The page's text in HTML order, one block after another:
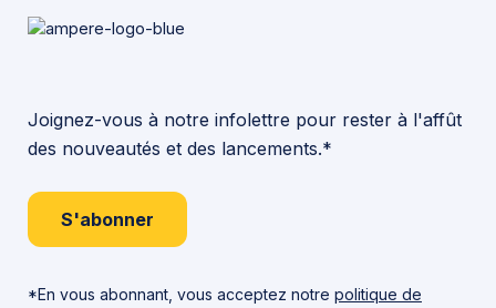
Joignez-vous à notre infolettre pour rester à l'affût
des nouveautés et des lancements.*
S'abonner
*En vous abonnant, vous acceptez notre politique de